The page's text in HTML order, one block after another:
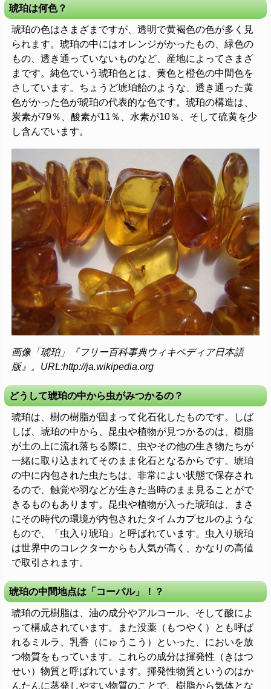
琥珀は何色？
琥珀の色はさまざまですが、透明で黄褐色の色が多く見
られます。琥珀の中にはオレンジがかったもの、緑色の
もの、透き通っていないものなど、産地によってさまざ
まです。純色でいう琥珀色とは、黄色と橙色の中間色を
さしています。ちょうど琥珀飴のような、透き通った黄
色がかった色が琥珀の代表的な色です。琥珀の構造は、
炭素が79％、酸素が11％、水素が10％、そして硫黄を少
し含んでいます。
画像「琥珀」『フリー百科事典ウィキペディア日本語
版』。URL:http://ja.wikipedia.org
どうして琥珀の中から虫がみつかるの？
琥珀は、樹の樹脂が固まって化石化したものです。しば
しば、琥珀の中から、昆虫や植物が見つかるのは、樹脂
が土の上に流れ落ちる際に、虫やその他の生き物たちが
一緒に取り込まれてそのまま化石となるからです。琥珀
の中に内包された虫たちは、非常によい状態で保存され
るので、触覚や羽などが生きた当時のまま見ることがで
きるものもあります。昆虫や植物が入った琥珀は、まさ
にその時代の環境が内包されたタイムカプセルのような
もので、「虫入り琥珀」と呼ばれています。虫入り琥珀
は世界中のコレクターからも人気が高く、かなりの高値
で取引されます。
琥珀の中間地点は「コーパル」！？
琥珀の元樹脂は、油の成分やアルコール、そして酸によ
って構成されています。また没薬（もつやく）とも呼ば
れるミルラ、乳香（にゅうこう）といった、においを放
つ物質をもっています。これらの成分は揮発性（きはつ
せい）物質と呼ばれています。揮発性物質というのはか
んたんに蒸発しやすい物質のことで、樹脂から気体とな